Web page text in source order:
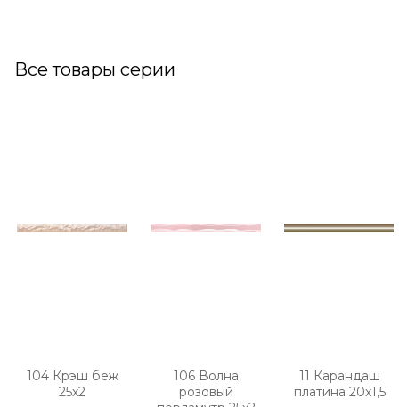
Все товары серии
104 Крэш беж
25х2
106 Волна
розовый
11 Карандаш
платина 20х1,5